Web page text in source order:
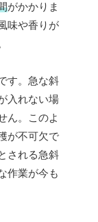
がかかりま
味や香りが
す。急な斜
入れない場
ん。このよ
が不可欠で
される急斜
作業が今も